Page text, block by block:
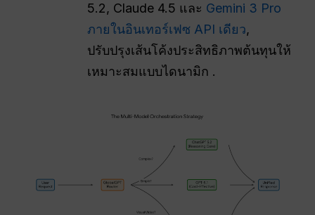
5.2, Claude 4.5 และ Gemini 3 Pro
ภายในอินเทอร์เฟซ API เดียว,
ปรับปรุงเส้นโค้งประสิทธิภาพต้นทุนให้
เหมาะสมแบบไดนามิก .